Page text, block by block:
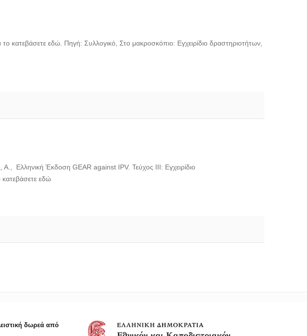
κατεβάσετε εδώ. Πηγή: Συλλογικό, Στο μακροσκόπιο: Εγχειρίδιο δραστηριοτήτων,
Ελληνική Έκδοση GEAR against IPV. Τεύχος ΙΙΙ: Εγχειρίδιο
κατεβάσετε εδώ
δωρεά από